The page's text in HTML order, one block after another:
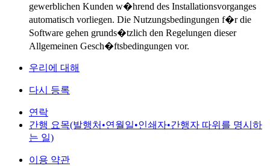
gewerblichen Kunden w�hrend des Installationsvorganges
automatisch vorliegen. Die Nutzungsbedingungen f�r die
Software gehen grunds�tzlich den Regelungen dieser
Allgemeinen Gesch�ftsbedingungen vor.
우리에 대해
다시 등록
연락
간행 요목(발행처•연월일•인쇄자•간행자 따위를 명시하
는 일)
이용 약관